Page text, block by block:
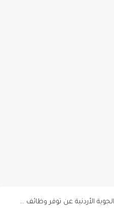
تعلن الخطوط الجوية الأردنية عن توفر وظائف شاغرة لمضيفي طيران